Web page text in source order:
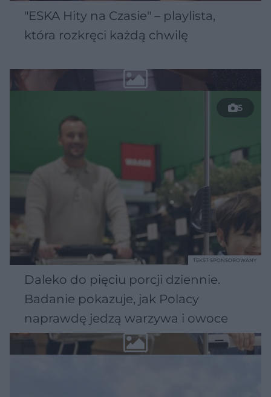
"ESKA Hity na Czasie" – playlista,
która rozkręci każdą chwilę
5
Daleko do pięciu porcji dziennie.
Badanie pokazuje, jak Polacy
naprawdę jedzą warzywa i owoce
TEKST SPONSOROWANY